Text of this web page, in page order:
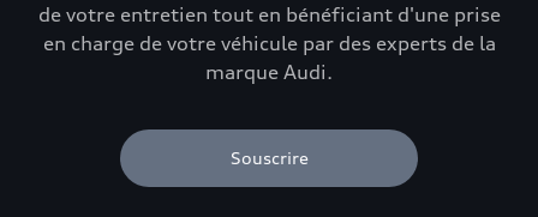
de votre entretien tout en bénéficiant d'une prise
en charge de votre véhicule par des experts de la
marque Audi.
Souscrire